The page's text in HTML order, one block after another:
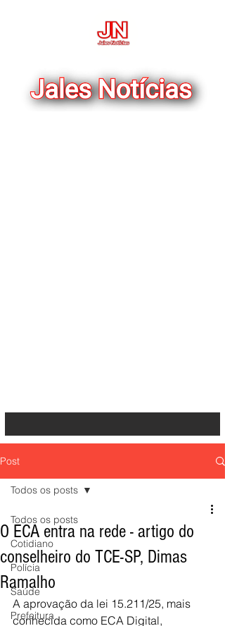
Post
Todos os posts
Cotidiano
Polícia
Saúde
Prefeitura
Todos os posts
O ECA entra na rede - artigo do
conselheiro do TCE-SP, Dimas
Ramalho
A aprovação da lei 15.211/25, mais
conhecida como ECA Digital,